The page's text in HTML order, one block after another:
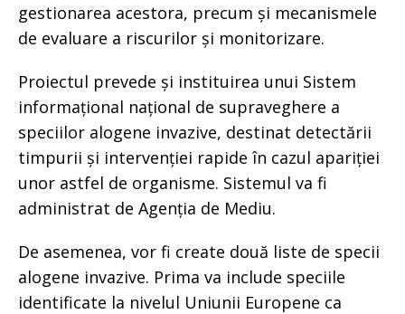
gestionarea acestora, precum și mecanismele
de evaluare a riscurilor și monitorizare.
Proiectul prevede și instituirea unui Sistem
informațional național de supraveghere a
speciilor alogene invazive, destinat detectării
timpurii și intervenției rapide în cazul apariției
unor astfel de organisme. Sistemul va fi
administrat de Agenția de Mediu.
De asemenea, vor fi create două liste de specii
alogene invazive. Prima va include speciile
identificate la nivelul Uniunii Europene ca